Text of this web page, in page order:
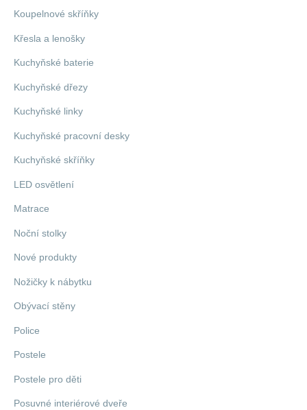
Koupelnové skříňky
Křesla a lenošky
Kuchyňské baterie
Kuchyňské dřezy
Kuchyňské linky
Kuchyňské pracovní desky
Kuchyňské skříňky
LED osvětlení
Matrace
Noční stolky
Nové produkty
Nožičky k nábytku
Obývací stěny
Police
Postele
Postele pro děti
Posuvné interiérové dveře